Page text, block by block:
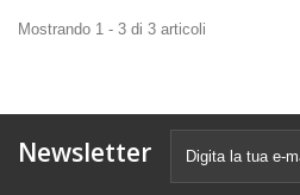
Mostrando 1 - 3 di 3 articoli
Newsletter